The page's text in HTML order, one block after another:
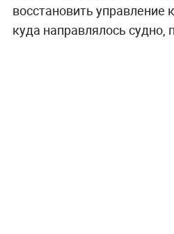
восстановить управление
куда направлялось судно,